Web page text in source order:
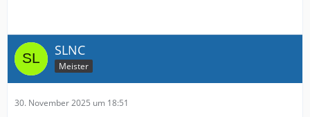
SLNC
Meister
30. November 2025 um 18:51